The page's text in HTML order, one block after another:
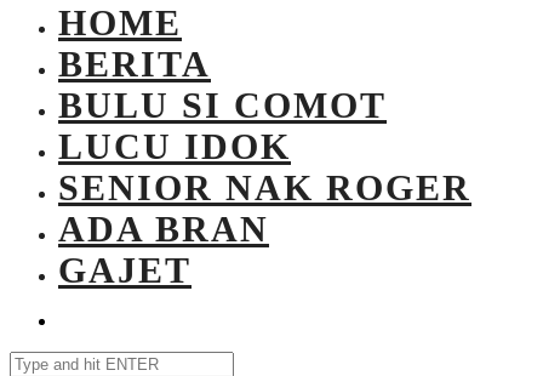
HOME
BERITA
BULU SI COMOT
LUCU IDOK
SENIOR NAK ROGER
ADA BRAN
GAJET